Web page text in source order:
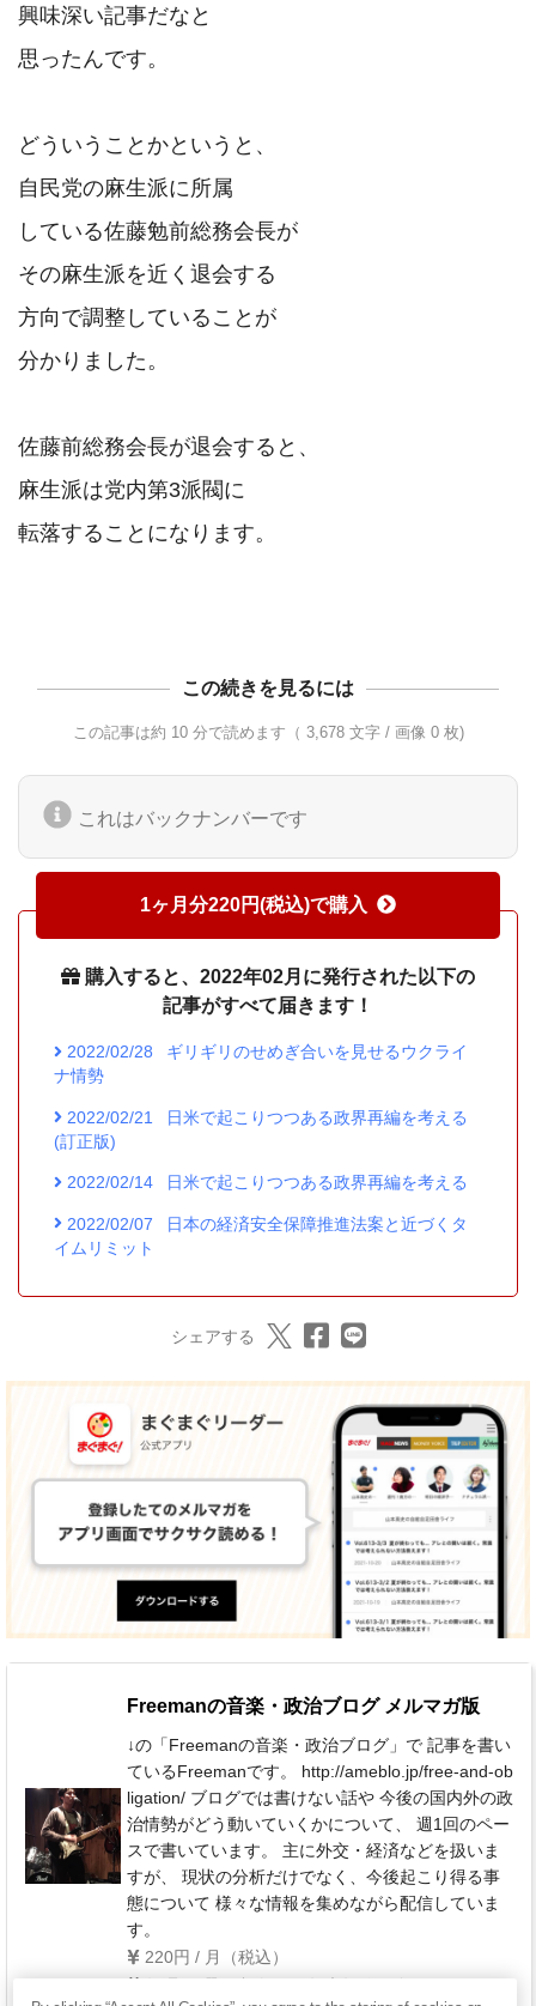
興味深い記事だなと
思ったんです。
どういうことかというと、
自民党の麻生派に所属
している佐藤勉前総務会長が
その麻生派を近く退会する
方向で調整していることが
分かりました。
佐藤前総務会長が退会すると、
麻生派は党内第3派閥に
転落することになります。
この続きを見るには
この記事は約 10 分で読めます（ 3,678 文字 / 画像 0 枚)
これはバックナンバーです
1ヶ月分220円(税込)で購入
購入すると、2022年02月に発行された以下の
記事がすべて届きます！
2022/02/28
ギリギリのせめぎ合いを見せるウクライ
ナ情勢
2022/02/21
日米で起こりつつある政界再編を考える
(訂正版)
2022/02/14 日米で起こりつつある政界再編を考える
2022/02/07
日本の経済安全保障推進法案と近づくタ
イムリミット
シェアする
Freemanの音楽・政治ブログ メルマガ版
↓の「Freemanの音楽・政治ブログ」で 記事を書い
ているFreemanです。 http://ameblo.jp/free-and-ob
ligation/ ブログでは書けない話や 今後の国内外の政
治情勢がどう動いていくかについて、 週1回のペー
スで書いています。 主に外交・経済などを扱いま
すが、 現状の分析だけでなく、今後起こり得る事
態について 様々な情報を集めながら配信していま
す。
220円 / 月（税込）